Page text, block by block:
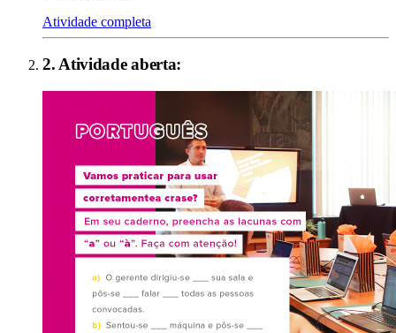
Atividade completa
2. Atividade aberta: